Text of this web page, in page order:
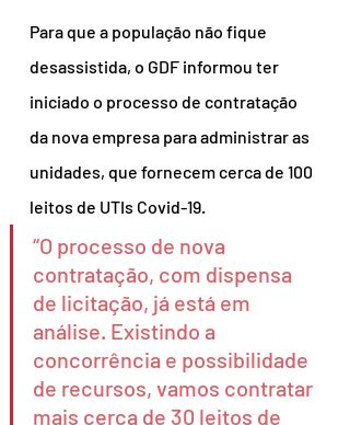
Para que a população não fique
desassistida, o GDF informou ter
iniciado o processo de contratação
da nova empresa para administrar as
unidades, que fornecem cerca de 100
leitos de UTIs Covid-19.
“O processo de nova
contratação, com dispensa
de licitação, já está em
análise. Existindo a
concorrência e possibilidade
de recursos, vamos contratar
mais cerca de 30 leitos de